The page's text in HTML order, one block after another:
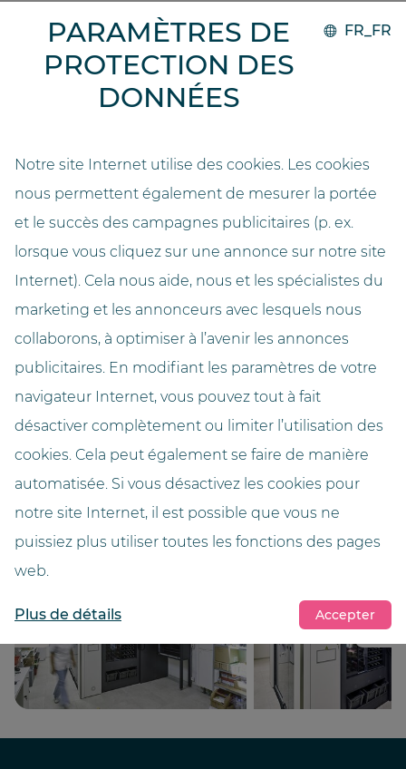
Mise en œuvre
2023
8500 (upgradable to 14000)
Longueur (mètres)
3,06
2,84
Hauteur (mètres)
3,55
White
PARAMÈTRES DE
PROTECTION DES
DONNÉES
FR_FR
Notre site Internet utilise des cookies. Les cookies
nous permettent également de mesurer la portée
et le succès des campagnes publicitaires (p. ex.
lorsque vous cliquez sur une annonce sur notre site
Internet). Cela nous aide, nous et les spécialistes du
marketing et les annonceurs avec lesquels nous
collaborons, à optimiser à l’avenir les annonces
publicitaires. En modifiant les paramètres de votre
navigateur Internet, vous pouvez tout à fait
désactiver complètement ou limiter l’utilisation des
cookies. Cela peut également se faire de manière
automatisée. Si vous désactivez les cookies pour
notre site Internet, il est possible que vous ne
puissiez plus utiliser toutes les fonctions des pages
web.
Plus de détails Accepter